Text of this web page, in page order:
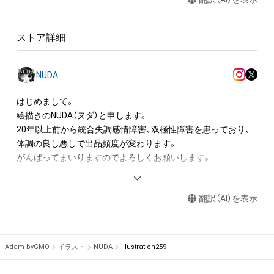
する
よび無料配布をする
・アイテム画像を使用した二次創作物（ご自身で描いたイラスト
など）を作成する
アイテムに関する注意事項
・本アイテムに関する創作物(画像および映像、音楽、商標または
ロゴ等を含みますがこれらに限られません。)にかかる知的財産
産権(それらの権利を取得し、又はそれらの権利につき登録等を
出願する権利を含みます。)を意味します。)は、本アイテムの著
知的財産権を有することを意味しません。
ストア詳細
NUDA
はじめまして。
絵描きのNUDA（ヌダ）と申します。
20年以上前から統合失調感情障害、双極性障害を患っており、
体調の良し悪しで出品頻度が変わります。
がんばってまいりますのでよろしくお願いします。
その後フリーランスにて、イラスト制作やグラフィックデザイ
翻訳（AI）を表示
Adam byGMO イラスト NUDA illustration259